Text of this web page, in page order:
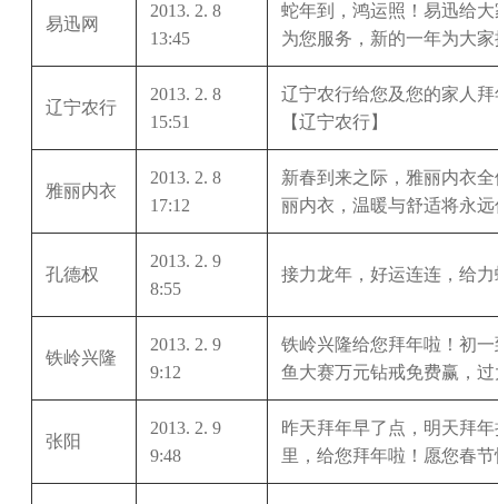
易迅网
2013. 2. 8
13:45
蛇年到，鸿运照！易迅给
为您服务，新的一年为大
辽宁农行
2013. 2. 8
15:51
辽宁农行给您及您的家人
【辽宁农行】
雅丽内衣
2013. 2. 8
17:12
新春到来之际，雅丽内衣
丽内衣，温暖与舒适将永
孔德权
2013. 2. 9
8:55
接力龙年，好运连连，给
铁岭兴隆
2013. 2. 9
9:12
铁岭兴隆给您拜年啦！初
鱼大赛万元钻戒免费赢，
张阳
2013. 2. 9
9:48
昨天拜年早了点，明天拜
里，给您拜年啦！愿您春